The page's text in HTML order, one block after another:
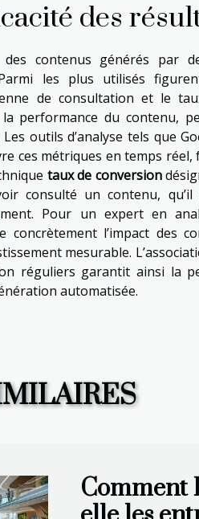
des
des contenus générés
les plus utilisés
de consultation et le
performance du contenu,
outils d’analyse tels que
ces métriques en temps
taux de conversion
consulté un contenu, qu’il
Pour un expert en
concrètement l’impact des
mesurable.
réguliers garantit ainsi la
automatisée.
Comment